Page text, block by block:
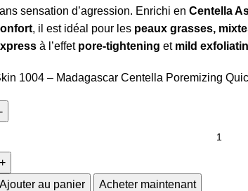
sensation d’agression. Enrichi en Centella
, il est idéal pour les peaux grasses,
à l’effet pore-tightening et mild
1004 – Madagascar Centella Poremizing
Ajouter au panier Acheter maintenant